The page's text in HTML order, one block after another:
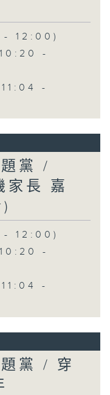
- 12:00)
-
-
黨 /
家長 嘉
- 12:00)
-
-
黨 / 穿